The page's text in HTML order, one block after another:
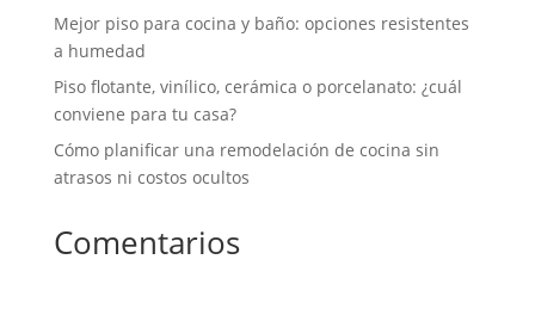
Mejor piso para cocina y baño: opciones resistentes
a humedad
Piso flotante, vinílico, cerámica o porcelanato: ¿cuál
conviene para tu casa?
Cómo planificar una remodelación de cocina sin
atrasos ni costos ocultos
Comentarios